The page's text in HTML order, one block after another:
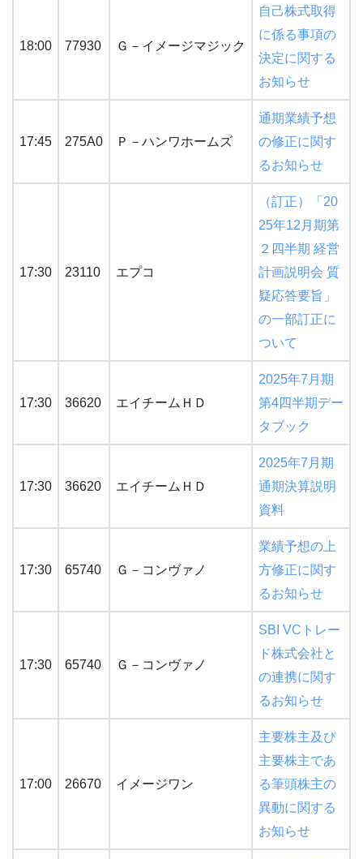
18:00 77930 Ｇ－イメージマジック
自己株式取得
に係る事項の
決定に関する
お知らせ
17:45 275A0 Ｐ－ハンワホームズ
通期業績予想
の修正に関す
るお知らせ
17:30 23110 エプコ
（訂正）「20
25年12月期第
２四半期 経営
計画説明会 質
疑応答要旨」
の一部訂正に
ついて
17:30 36620 エイチームＨＤ
2025年7月期
第4四半期デー
タブック
17:30 36620 エイチームＨＤ
2025年7月期
通期決算説明
資料
17:30 65740 Ｇ－コンヴァノ
業績予想の上
方修正に関す
るお知らせ
17:30 65740 Ｇ－コンヴァノ
SBI VCトレー
ド株式会社と
の連携に関す
るお知らせ
17:00 26670 イメージワン
主要株主及び
主要株主であ
る筆頭株主の
異動に関する
お知らせ